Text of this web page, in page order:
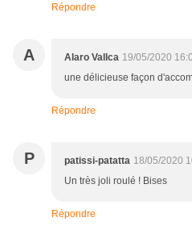
Répondre
A Alaro Vallca 19/05/2020
une délicieuse façon
Répondre
P patissi-patatta 18/05/2020
Un très joli roulé ! Bises
Répondre